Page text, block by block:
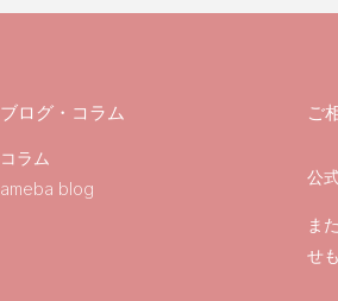
ブログ・コラム
コラム
ameba blog
ご
公
ま
せ